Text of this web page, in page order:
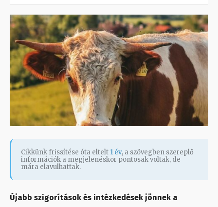
Cikkünk frissítése óta eltelt 1 év, a szövegben szereplő
információk a megjelenéskor pontosak voltak, de
mára elavulhattak.
Újabb szigorítások és intézkedések jönnek a